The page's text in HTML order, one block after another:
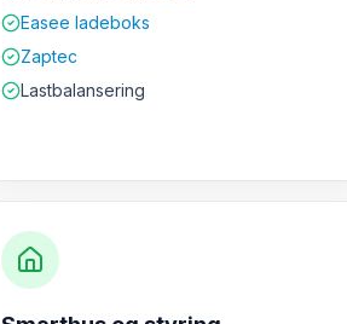
Easee ladeboks
Zaptec
Lastbalansering